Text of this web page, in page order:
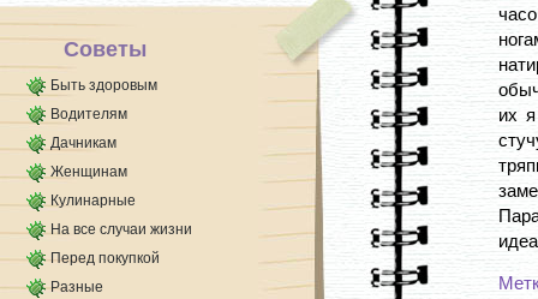
Советы
Быть здоровым
Водителям
Дачникам
Женщинам
Кулинарные
На все случаи жизни
Перед покупкой
Разные
их